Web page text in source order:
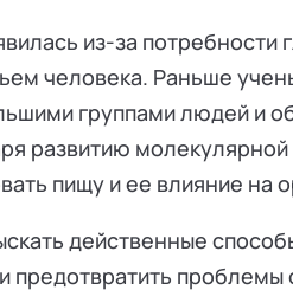
из-за потребности
человека. Раньше
группами людей и
развитию молекулярной
пищу и ее влияние на
действенные
предотвратить